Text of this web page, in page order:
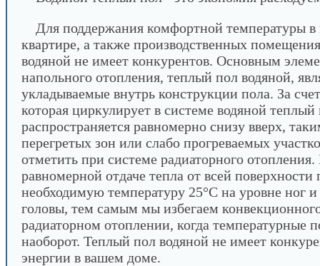
Для поддержания комфортной температуры
квартире, а также производственных
водяной не имеет конкурентов. Основным
напольного отопления, теплый пол водяной,
укладываемые внутрь конструкции пола. За
которая циркулирует в системе водяной теплый
распространяется равномерно снизу вверх,
перегретых зон или слабо прогреваемых
отметить при системе радиаторного отопления.
равномерной отдаче тепла от всей
необходимую температуру 25°C на уровне ног
головы, тем самым мы избегаем
радиаторном отоплении, когда температурные
наоборот. Теплый пол водяной не имеет
энергии в вашем доме.